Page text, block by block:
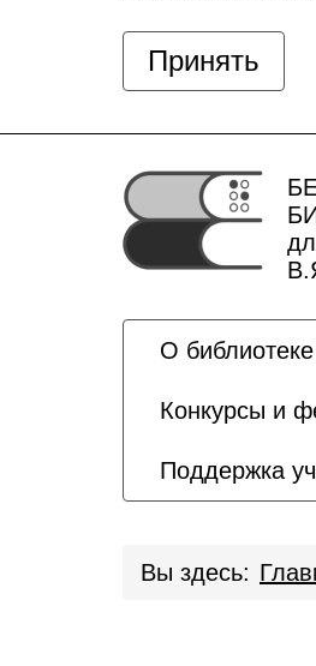
Принять
О библиотеке
Конкурсы и
Поддержка
Вы здесь: